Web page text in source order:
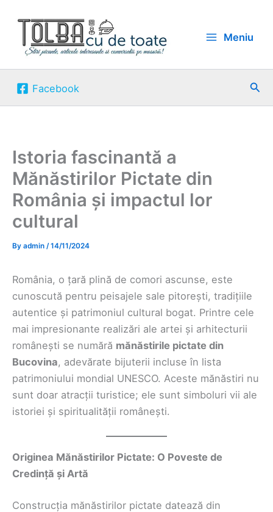
content
Meniu
Facebook
Istoria fascinantă a
Mănăstirilor Pictate din
România și impactul lor
cultural
By admin /14/11/2024
România, o țară plină de comori ascunse, este
cunoscută pentru peisajele sale pitorești, tradițiile
autentice și patrimoniul cultural bogat. Printre cele
mai impresionante realizări ale artei și arhitecturii
românești se numără mănăstirile pictate din
Bucovina, adevărate bijuterii incluse în lista
patrimoniului mondial UNESCO. Aceste mănăstiri nu
sunt doar atracții turistice; ele sunt simboluri vii ale
istoriei și spiritualității românești.
Originea Mănăstirilor Pictate: O Poveste de
Credință și Artă
Construcția mănăstirilor pictate datează din